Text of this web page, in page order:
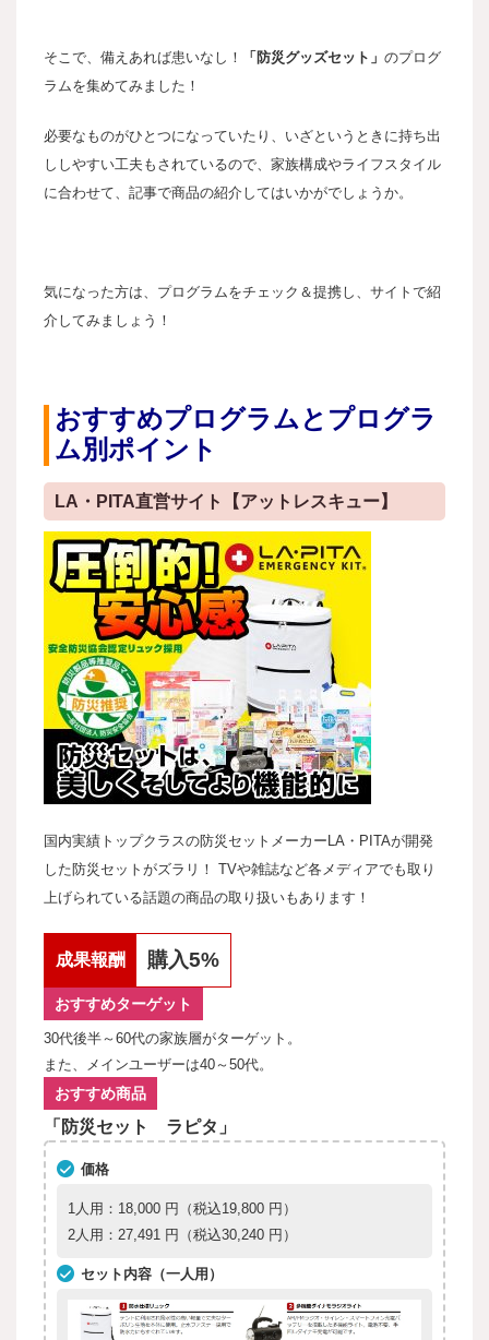
そこで、備えあれば患いなし！ 「防災グッズセット」 のプログ
ラムを集めてみました！
必要なものがひとつになっていたり、いざというときに持ち出
ししやすい工夫もされているので、家族構成やライフスタイル
に合わせて、記事で商品の紹介してはいかがでしょうか。
気になった方は、プログラムをチェック＆提携し、サイトで紹
介してみましょう！
おすすめプログラムとプログラ
ム別ポイント
LA・PITA直営サイト【アットレスキュー】
国内実績トップクラスの防災セットメーカーLA・PITAが開発
した防災セットがズラリ！ TVや雑誌など各メディアでも取り
上げられている話題の商品の取り扱いもあります！
成果報酬 購入5%
おすすめターゲット
30代後半～60代の家族層がターゲット。
また、メインユーザーは40～50代。
おすすめ商品
「防災セット ラピタ」
価格
1人用：18,000 円（税込19,800 円）
2人用：27,491 円（税込30,240 円）
セット内容（一人用）